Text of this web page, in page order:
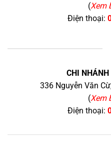
(Xem
Điện thoại:
CHI
336 Nguyễn Văn
(Xem
Điện thoại: